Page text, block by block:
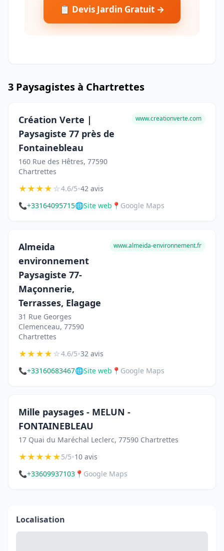
📋 Devis Jardin Gratuit →
3 Paysagistes à Chartrettes
Création Verte |
Paysagiste 77 près de
Fontainebleau
160 Rue des Hêtres, 77590
Chartrettes
www.creationverte.com
★★★★☆4.6/5•42 avis
📞+33164095715🌐Site web 📍 Google Maps
Almeida
environnement
Paysagiste 77-
Maçonnerie,
Terrasses, Elagage
31 Rue Georges
Clemenceau, 77590
Chartrettes
www.almeida-environnement.fr
★★★★☆4.6/5•32 avis
📞+33160683467🌐Site web 📍 Google Maps
Mille paysages - MELUN -
FONTAINEBLEAU
17 Quai du Maréchal Leclerc, 77590 Chartrettes
★★★★★5/5•10 avis
📞+33609937103 📍 Google Maps
Localisation